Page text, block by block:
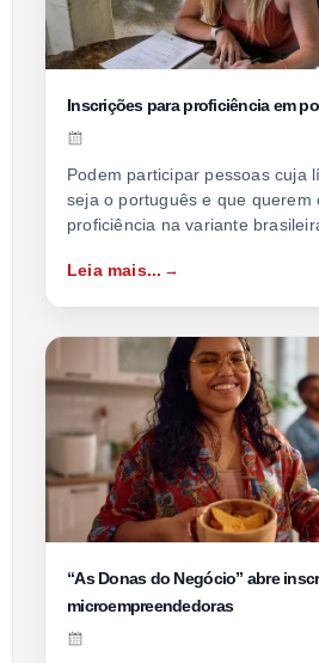
Inscrições para proficiência em
Podem participar pessoas cuja
seja o português e que querem
proficiência na variante
Leia mais...
“As Donas do Negócio” abre
microempreendedoras